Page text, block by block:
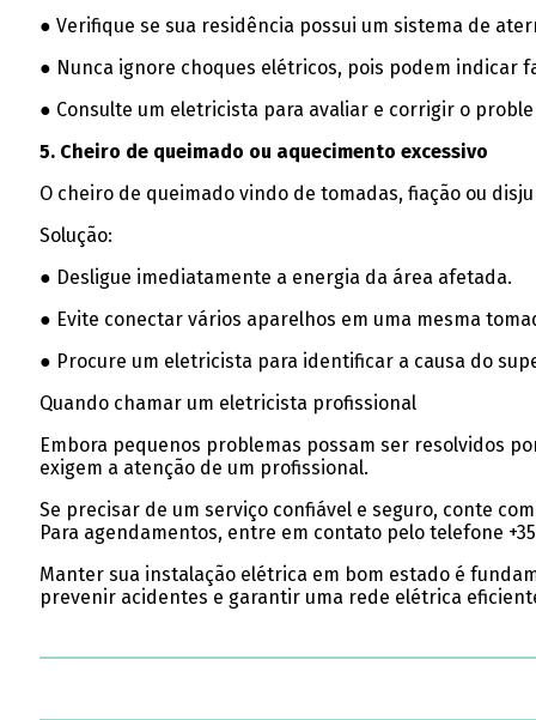
● Verifique se sua residência possui um sistema de
● Nunca ignore choques elétricos, pois podem indicar
● Consulte um eletricista para avaliar e corrigir o
5. Cheiro de queimado ou aquecimento excessivo
O cheiro de queimado vindo de tomadas, fiação ou
Solução:
● Desligue imediatamente a energia da área afetada.
● Evite conectar vários aparelhos em uma mesma
● Procure um eletricista para identificar a causa do
Quando chamar um eletricista profissional
Embora pequenos problemas possam ser resolvidos
exigem a atenção de um profissional.
Se precisar de um serviço confiável e seguro, conte
Para agendamentos, entre em contato pelo telefone
Manter sua instalação elétrica em bom estado é
prevenir acidentes e garantir uma rede elétrica